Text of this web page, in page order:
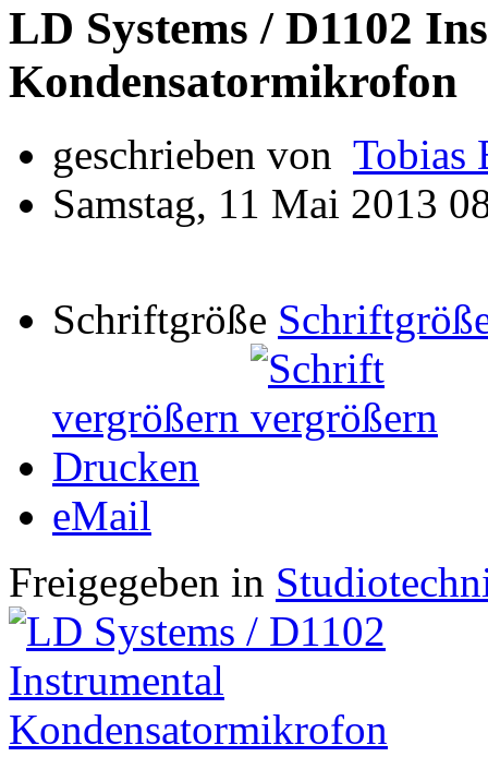
LD Systems / D1102
Kondensatormikrofon
geschrieben von Tobias
Samstag, 11 Mai 2013
Schriftgröße
vergrößern
Drucken
eMail
Freigegeben in